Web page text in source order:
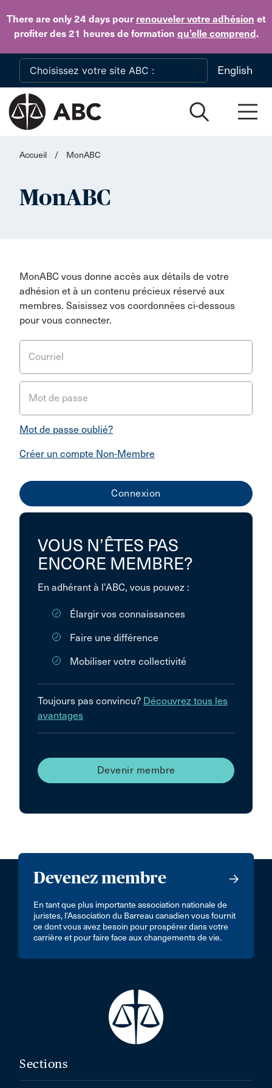
There are only 24 dayspour renouveler votre adhésion et
profiter des 21 heures de formation qu’elle comprend.
Skip to main content
English
Accueil / MonABC
MonABC
MonABC vous donne accès aux détails de votre
adhésion et à un contenu précieux réservé aux
membres. Saisissez vos coordonnées ci-dessous
pour vous connecter.
Courriel
Mot de passe
Mot de passe oublié?
Créer un compte Non-Membre
VOUS N’ÊTES PAS
ENCORE MEMBRE?
En adhérant à l’ABC, vous pouvez :
Élargir vos connaissances
Faire une différence
Mobiliser votre collectivité
Toujours pas convincu? Découvrez tous les
avantages
Devenir membre
Devenez membre
En tant que plus importante association nationale de
juristes, l’Association du Barreau canadien vous fournit
ce dont vous avez besoin pour prospérer dans votre
carrière et pour faire face aux changements de vie.
Sections